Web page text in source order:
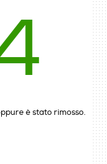
è stato rimosso.